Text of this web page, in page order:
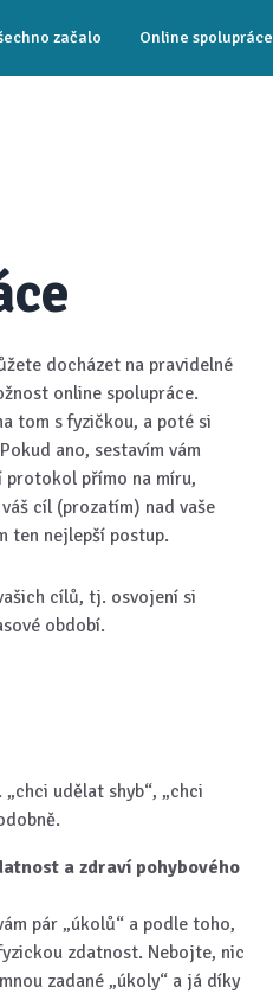
začalo Online spolupráce
docházet na pravidelné
online spolupráce.
tom s fyzičkou, a poté si
ano, sestavím vám
protokol přímo na míru,
cíl (prozatím) nad vaše
ten nejlepší postup.
cílů, tj. osvojení si
období.
udělat shyb“, „chci
a zdraví pohybového
pár „úkolů“ a podle toho,
zdatnost. Nebojte, nic
zadané „úkoly“ a já díky